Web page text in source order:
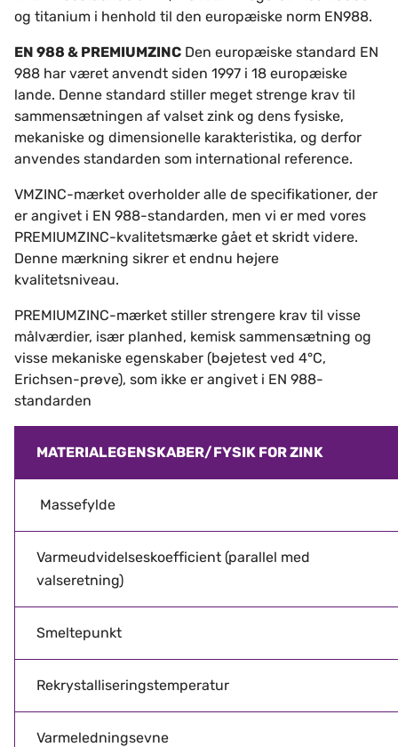
og titanium i henhold til den europæiske norm EN988.
EN 988 & PREMIUMZINC Den europæiske standard EN
988 har været anvendt siden 1997 i 18 europæiske
lande. Denne standard stiller meget strenge krav til
sammensætningen af valset zink og dens fysiske,
mekaniske og dimensionelle karakteristika, og derfor
anvendes standarden som international reference.
VMZINC-mærket overholder alle de specifikationer, der
er angivet i EN 988-standarden, men vi er med vores
PREMIUMZINC-kvalitetsmærke gået et skridt videre.
Denne mærkning sikrer et endnu højere
kvalitetsniveau.
PREMIUMZINC-mærket stiller strengere krav til visse
målværdier, især planhed, kemisk sammensætning og
visse mekaniske egenskaber (bøjetest ved 4°C,
Erichsen-prøve), som ikke er angivet i EN 988-
standarden
MATERIALEGENSKABER/FYSIK FOR ZINK
Massefylde
Varmeudvidelseskoefficient (parallel med
valseretning)
Smeltepunkt
Rekrystalliseringstemperatur
Varmeledningsevne